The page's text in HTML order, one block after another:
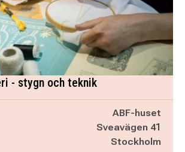
- stygn och teknik
ABF-huset
Sveavägen 41
Stockholm